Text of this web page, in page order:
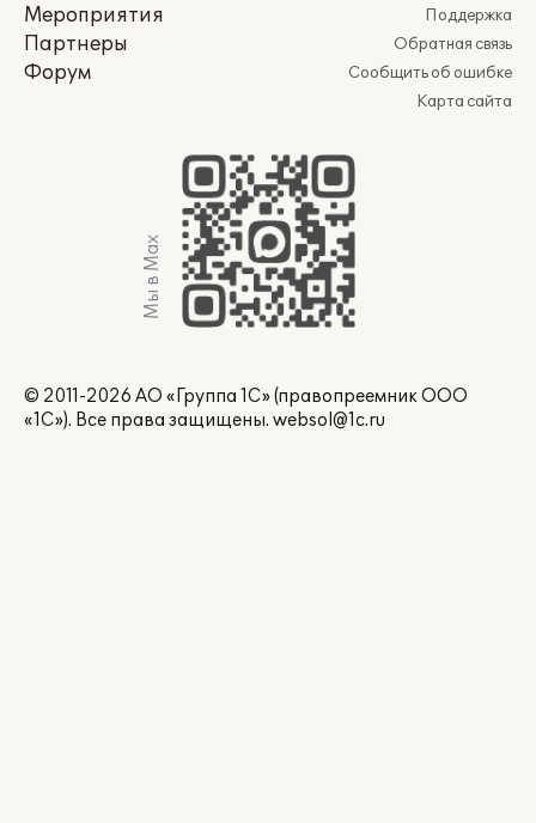
Мероприятия
Партнеры
Форум
Поддержка
Обратная связь
Сообщить об ошибке
Карта сайта
Мы в Max
© 2011-2026 АО «Группа 1С» (правопреемник ООО
«1С»). Все права защищены. websol@1c.ru